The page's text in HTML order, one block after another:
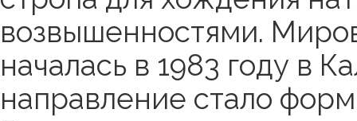
возвышенностями.
началась в 1983 году в
направление стало